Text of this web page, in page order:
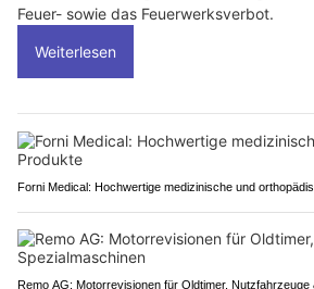
Feuer- sowie das Feuerwerksverbot.
Weiterlesen
Forni Medical: Hochwertige medizinische und
Remo AG: Motorrevisionen für Oldtimer, Nutzfahrzeuge